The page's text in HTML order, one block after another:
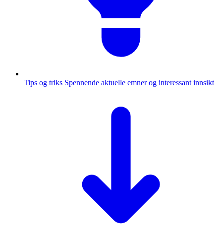
Tips og triks Spennende aktuelle emner og interessant innsikt